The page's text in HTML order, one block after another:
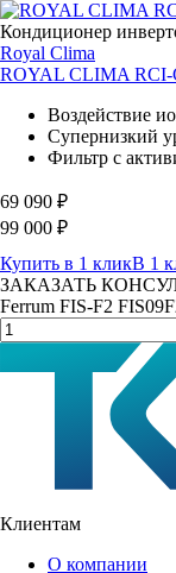
Кондиционер
Royal Clima
ROYAL CLIMA
Воздействие
Супернизкий
Фильтр с
69 090 ₽
99 000 ₽
Купить в 1 кликВ 1
ЗАКАЗАТЬ
Ferrum FIS-F2
Клиентам
О компании